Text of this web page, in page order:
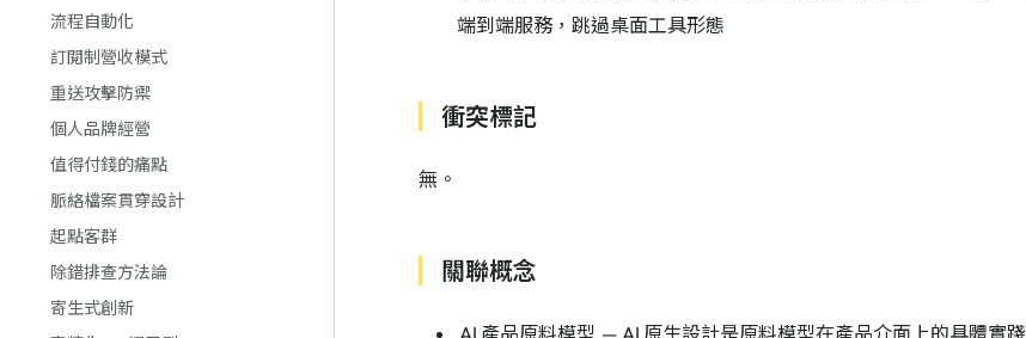
流程自動化
訂閱制營收模式
重送攻擊防禦
個人品牌經營
值得付錢的痛點
脈絡檔案貫穿設計
起點客群
除錯排查方法論
寄生式創新
端到端服務，跳過桌面工具形態
衝突標記
無。
關聯概念
AI 產品原料模型 — AI 原生設計是原料模型在產品介面上的具體實踐